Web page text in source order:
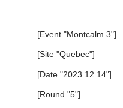
[Event "Montcalm 3"]
[Site "Quebec"]
[Date "2023.12.14"]
[Round "5"]